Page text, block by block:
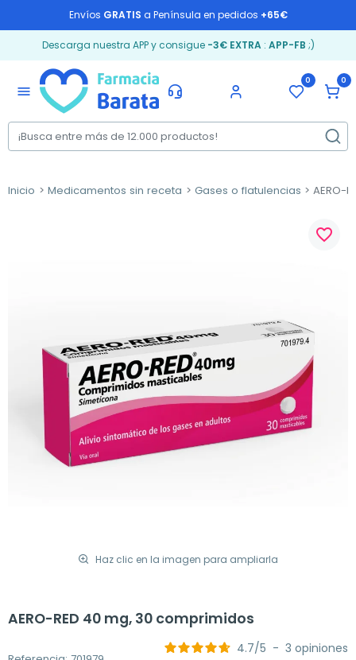
Envíos GRATIS a Península en pedidos +65€
Descarga nuestra APP y consigue -3€ EXTRA: APP-FB ;)
menu
0 0
Inicio Medicamentos sin receta Gases o flatulencias AERO-
Haz clic en la imagen para ampliarla
favorite_border
AERO-RED 40 mg, 30 comprimidos
4.7/5 - 3 opiniones